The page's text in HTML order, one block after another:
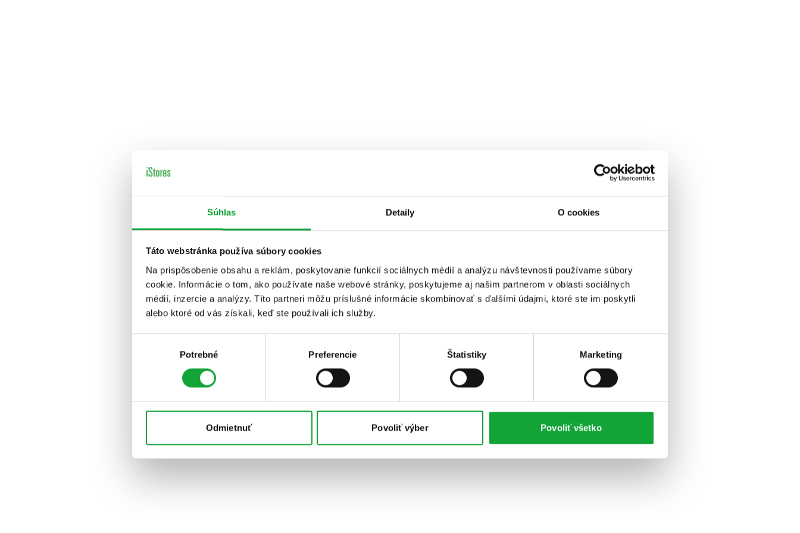
Súhlas Detaily O cookies
Táto webstránka používa súbory cookies
Na prispôsobenie obsahu a reklám, poskytovanie funkcií sociálnych médií a analýzu návštevnosti používame súbory
cookie. Informácie o tom, ako používate naše webové stránky, poskytujeme aj našim partnerom v oblasti sociálnych
médií, inzercie a analýzy. Títo partneri môžu príslušné informácie skombinovať s ďalšími údajmi, ktoré ste im poskytli
alebo ktoré od vás získali, keď ste používali ich služby.
Potrebné Preferencie Štatistiky Marketing
Odmietnuť Povoliť výber Povoliť všetko